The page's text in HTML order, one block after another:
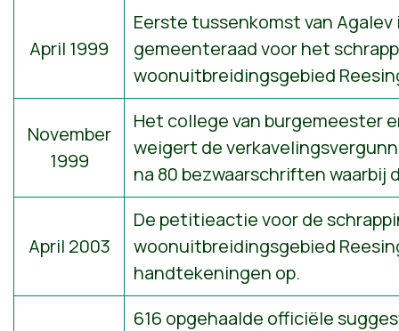
April 1999
Eerste tussenkomst van Agalev
gemeenteraad voor het
woonuitbreidingsgebied
November
1999
Het college van burgemeester
weigert de
na 80 bezwaarschriften waarbij
April 2003
De petitieactie voor de
woonuitbreidingsgebied
handtekeningen op.
616 opgehaalde officiële